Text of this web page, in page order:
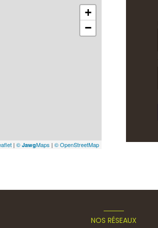
+
−
| © JawgMaps | © OpenStreetMap
NOS RÉSEAUX